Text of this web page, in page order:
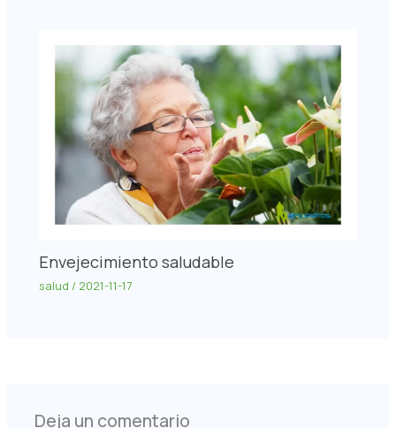
Envejecimiento saludable
salud / 2021-11-17
Deja un comentario